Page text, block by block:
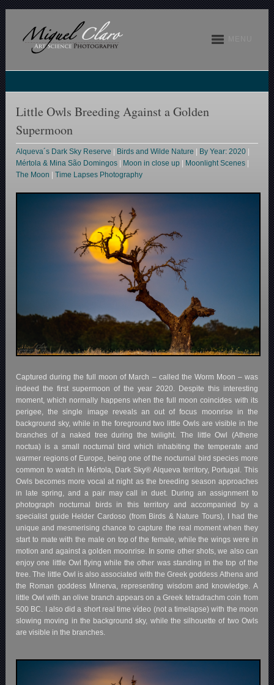
Little Owls Breeding Against a Golden
Supermoon
Alqueva´s Dark Sky Reserve Birds and Wilde Nature By Year: 2020
Mértola & Mina São Domingos
Moon in close up Moonlight Scenes
The Moon |Time Lapses Photography
Captured during the full moon of March – called the Worm Moon – was
indeed the first supermoon of the year 2020. Despite this interesting
moment, which normally happens when the full moon coincides with its
perigee, the single image reveals an out of focus moonrise in the
background sky, while in the foreground two little Owls are visible in the
branches of a naked tree during the twilight. The little Owl (Athene
noctua) is a small nocturnal bird which inhabiting the temperate and
warmer regions of Europe, being one of the nocturnal bird species more
common to watch in Mértola, Dark Sky® Alqueva territory, Portugal. This
Owls becomes more vocal at night as the breeding season approaches
in late spring, and a pair may call in duet. During an assignment to
photograph nocturnal birds in this territory and accompanied by a
specialist guide Helder Cardoso (from Birds & Nature Tours), I had the
unique and mesmerising chance to capture the real moment when they
start to mate with the male on top of the female, while the wings were in
motion and against a golden moonrise. In some other shots, we also can
enjoy one little Owl flying while the other was standing in the top of the
tree. The little Owl is also associated with the Greek goddess Athena and
the Roman goddess Minerva, representing wisdom and knowledge. A
little Owl with an olive branch appears on a Greek tetradrachm coin from
500 BC. I also did a short real time vídeo (not a timelapse) with the moon
slowing moving in the background sky, while the silhouette of two Owls
are visible in the branches.